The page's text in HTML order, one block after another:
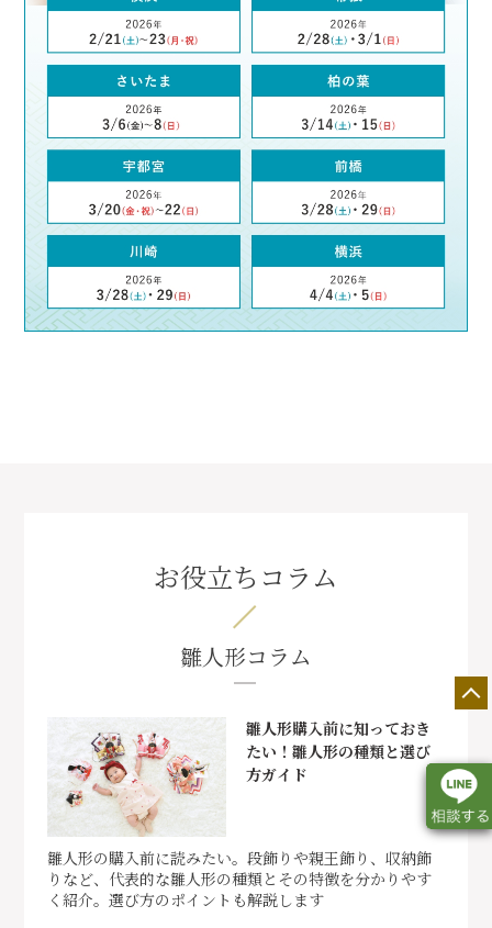
お役立ちコラム
雛人形コラム
雛人形購入前に知っておき
たい！雛人形の種類と選び
方ガイド
雛人形の購入前に読みたい。段飾りや親王飾り、収納飾
りなど、代表的な雛人形の種類とその特徴を分かりやす
く紹介。選び方のポイントも解説します
店舗一覧 展示会情報 カタログ請求